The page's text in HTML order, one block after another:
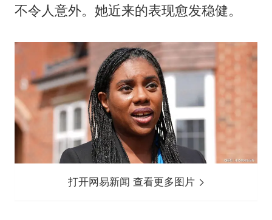
不令人意外。她近来的表现愈发稳健。
打开网易新闻 查看更多图片